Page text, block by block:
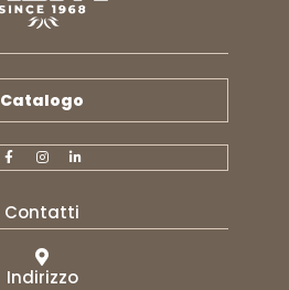
Catalogo
Contatti
Indirizzo